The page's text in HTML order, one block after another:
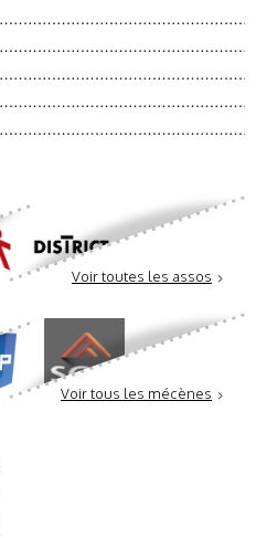
Voir toutes les assos
Voir tous les mécènes